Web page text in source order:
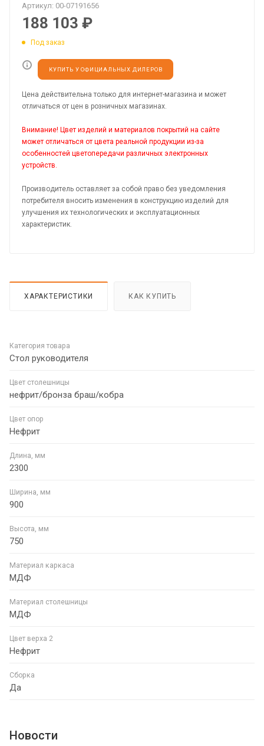
Артикул: 00-07191656
188 103 ₽
Под заказ
КУПИТЬ У ОФИЦИАЛЬНЫХ ДИЛЕРОВ
Цена действительна только для интернет-магазина и может
отличаться от цен в розничных магазинах.
Внимание! Цвет изделий и материалов покрытий на сайте
может отличаться от цвета реальной продукции из-за
особенностей цветопередачи различных электронных
устройств.
Производитель оставляет за собой право без уведомления
потребителя вносить изменения в конструкцию изделий для
улучшения их технологических и эксплуатационных
характеристик.
ХАРАКТЕРИСТИКИ КАК КУПИТЬ
Категория товара
Стол руководителя
Цвет столешницы
нефрит/бронза браш/кобра
Цвет опор
Нефрит
Длина, мм
2300
Ширина, мм
900
Высота, мм
750
Материал каркаса
МДФ
Материал столешницы
МДФ
Цвет верха 2
Нефрит
Сборка
Да
Новости